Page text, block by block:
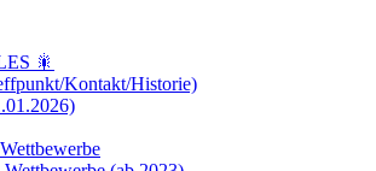
🎇
Kontakt/Historie)